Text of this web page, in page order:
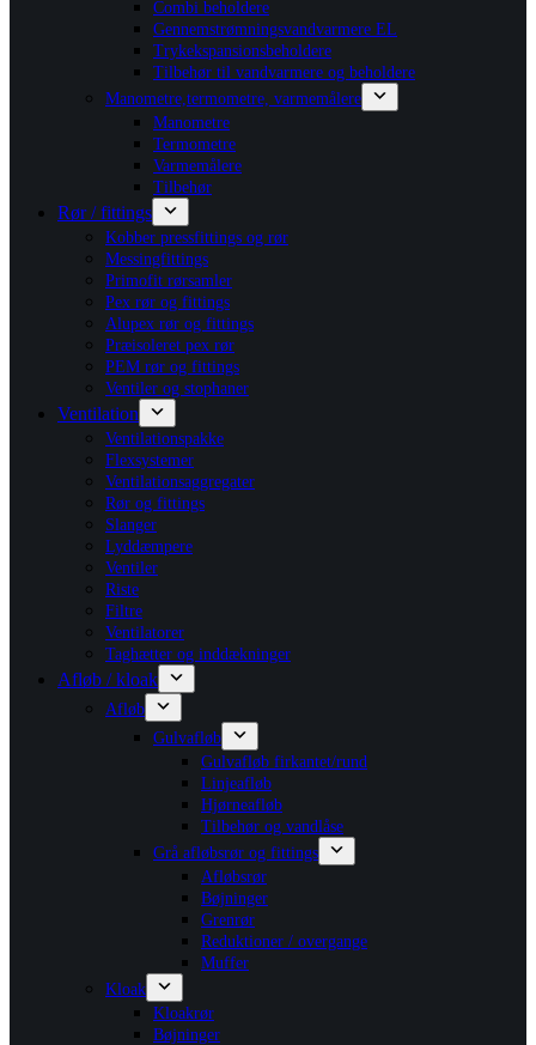
Combi beholdere
Gennemstrømningsvandvarmere EL
Trykekspansionsbeholdere
Tilbehør til vandvarmere og beholdere
Manometre,termometre, varmemålere
Manometre
Termometre
Varmemålere
Tilbehør
Rør / fittings
Kobber pressfittings og rør
Messingfittings
Primofit rørsamler
Pex rør og fittings
Alupex rør og fittings
Præisoleret pex rør
PEM rør og fittings
Ventiler og stophaner
Ventilation
Ventilationspakke
Flexsystemer
Ventilationsaggregater
Rør og fittings
Slanger
Lyddæmpere
Ventiler
Riste
Filtre
Ventilatorer
Taghætter og inddækninger
Afløb / kloak
Afløb
Gulvafløb
Gulvafløb firkantet/rund
Linjeafløb
Hjørneafløb
Tilbehør og vandlåse
Grå afløbsrør og fittings
Afløbsrør
Bøjninger
Grenrør
Reduktioner / overgange
Muffer
Kloak
Kloakrør
Bøjninger